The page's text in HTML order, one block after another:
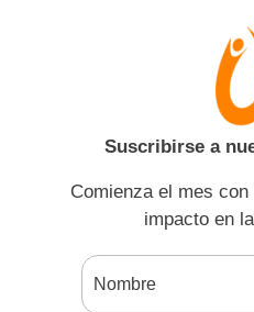
Suscribirse a
Comienza el mes
impacto en